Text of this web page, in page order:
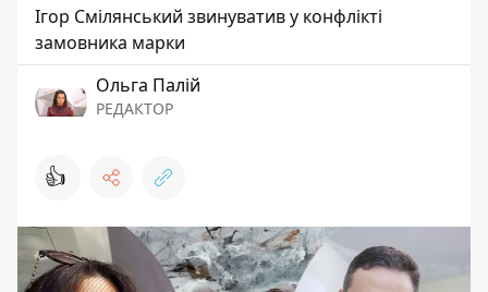
Ігор Смілянський звинуватив у конфлікті
замовника марки
Ольга Палій
РЕДАКТОР
👍